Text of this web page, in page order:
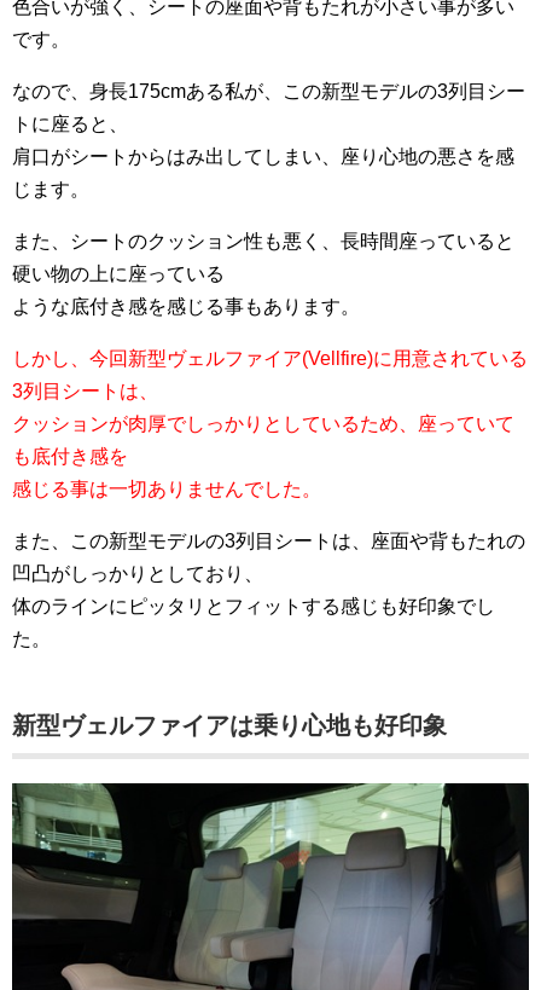
色合いが強く、シートの座面や背もたれが小さい事が多い
です。
なので、身長175cmある私が、この新型モデルの3列目シー
トに座ると、
肩口がシートからはみ出してしまい、座り心地の悪さを感
じます。
また、シートのクッション性も悪く、長時間座っていると
硬い物の上に座っている
ような底付き感を感じる事もあります。
しかし、今回新型ヴェルファイア(Vellfire)に用意されている
3列目シートは、
クッションが肉厚でしっかりとしているため、座っていて
も底付き感を
感じる事は一切ありませんでした。
また、この新型モデルの3列目シートは、座面や背もたれの
凹凸がしっかりとしており、
体のラインにピッタリとフィットする感じも好印象でし
た。
新型ヴェルファイアは乗り心地も好印象